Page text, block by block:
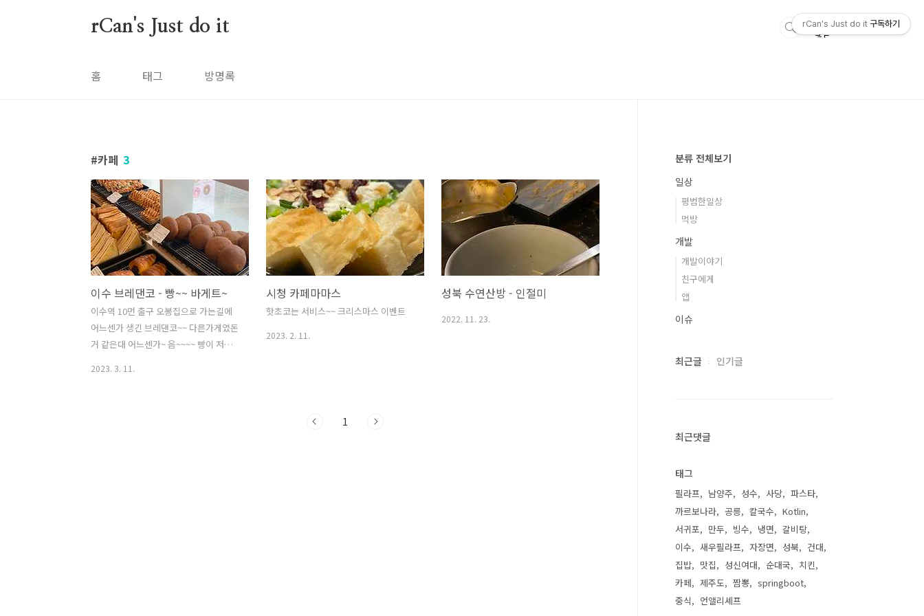
rCan's Just do it
홈 태그 방명록
카페 3
이수 브레댄코 - 빵~~ 바게트~
이수역 10먼 출구 오봉집으로 가는길에
어느센가 생긴 브레댄코~~ 다른가게였돈
거 같은대 어느센가~ 음~~~~ 빵이 저를
2023. 3. 11.
시청 카페마마스
핫초코는 서비스~~ 크리스마스 이벤트
2023. 2. 11.
성북 수연산방 - 인절미
2022. 11. 23.
1
분류 전체보기
일상
평범한일상
먹방
개발
개발이야기
친구에게
앱
이슈
최근글 인기글
최근댓글
태그
필라프 남양주 성수 사당
파스타
까르보나라
공릉 칼국수
Kotlin
서귀포
만두 빙수 냉면
갈비탕
이수
새우필라프 자장면 성북
건대
집밥
맛집 성신여대 순대국
치킨
카페
제주도 짬뽕
springboot
중식
언앨리셰프
rCan's Just do it 구독하기